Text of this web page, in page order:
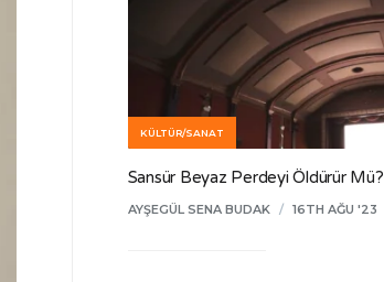
KÜLTÜR/SANAT
Sansür Beyaz Perdeyi Öldürür Mü?
AYŞEGÜL SENA BUDAK / 16TH AĞU '23